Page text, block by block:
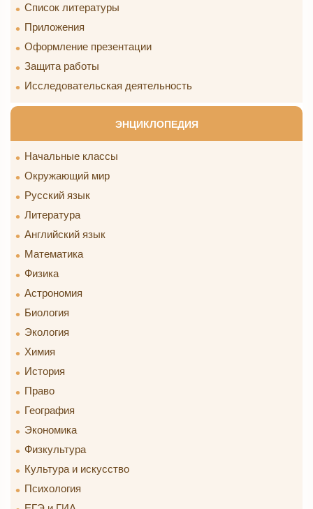
Список литературы
Приложения
Оформление презентации
Защита работы
Исследовательская деятельность
ЭНЦИКЛОПЕДИЯ
Начальные классы
Окружающий мир
Русский язык
Литература
Английский язык
Математика
Физика
Астрономия
Биология
Экология
Химия
История
Право
География
Экономика
Физкультура
Культура и искусство
Психология